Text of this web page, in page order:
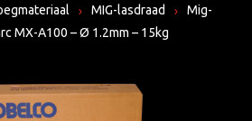
MIG-lasdraad
Mig-
MX-A100 – Ø 1.2mm – 15kg